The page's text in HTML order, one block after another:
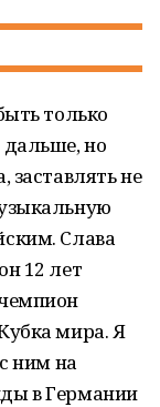
только
но
заставлять не
Слава
12 лет
мира. Я
ним на
в Германии